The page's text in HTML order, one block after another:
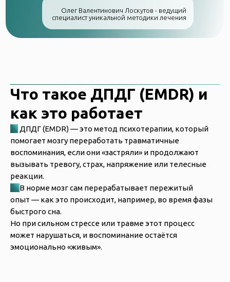
Олег Валентинович Лоскутов - ведущий
специалист уникальной методики лечения
Что такое ДПДГ (EMDR) и
как это работает
► ДПДГ (EMDR) — это метод психотерапии, который
помогает мозгу переработать травматичные
воспоминания, если они «застряли» и продолжают
вызывать тревогу, страх, напряжение или телесные
реакции.
►В норме мозг сам перерабатывает пережитый
опыт — как это происходит, например, во время фазы
быстрого сна.
Но при сильном стрессе или травме этот процесс
может нарушаться, и воспоминание остаётся
эмоционально «живым».